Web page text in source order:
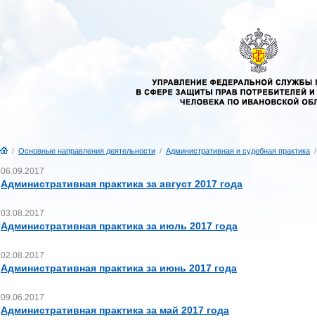
/ Основные направления деятельности/ Административная и судебная практика/
06.09.2017
Административная практика за август 2017 года
03.08.2017
Административная практика за июль 2017 года
02.08.2017
Административная практика за июнь 2017 года
09.06.2017
Административная практика за май 2017 года